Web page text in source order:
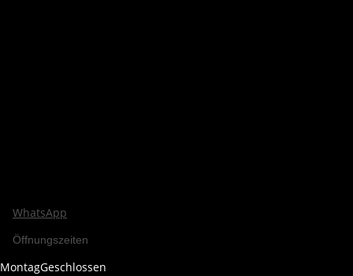
WhatsApp
Öffnungszeiten
MontagGeschlossen